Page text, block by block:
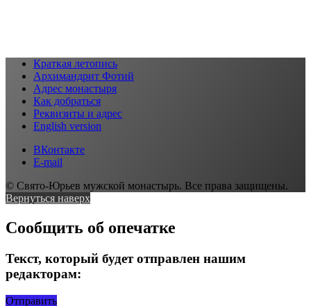
Краткая летопись
Архимандрит Фотий
Адрес монастыря
Как добраться
Реквизиты и адрес
English version
ВКонтакте
E-mail
© Свято-Юрьев мужской монастырь. Все права защищены.
Вернуться наверх
Сообщить об опечатке
Текст, который будет отправлен нашим
редакторам:
Отправить